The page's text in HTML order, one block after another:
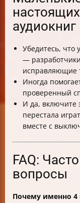
аудиокниг
Убедитесь, что
—
исправляющие
Иногда
проверенный
И да, включите
перестала
вместе с
FAQ:
вопросы
Почему именно